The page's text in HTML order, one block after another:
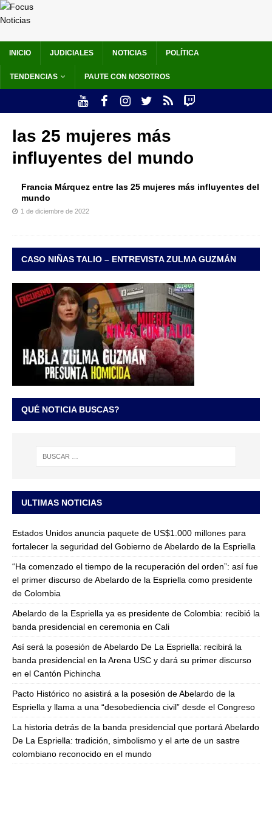
INICIO JUDICIALES NOTICIAS POLÍTICA
TENDENCIAS PAUTE CON NOSOTROS
las 25 mujeres más
influyentes del mundo
Francia Márquez entre las 25 mujeres más influyentes del
mundo
1 de diciembre de 2022
CASO NIÑAS TALIO – ENTREVISTA ZULMA GUZMÁN
QUÉ NOTICIA BUSCAS?
ULTIMAS NOTICIAS
Estados Unidos anuncia paquete de US$1.000 millones para
fortalecer la seguridad del Gobierno de Abelardo de la Espriella
“Ha comenzado el tiempo de la recuperación del orden”: así fue
el primer discurso de Abelardo de la Espriella como presidente
de Colombia
Abelardo de la Espriella ya es presidente de Colombia: recibió la
banda presidencial en ceremonia en Cali
Así será la posesión de Abelardo De La Espriella: recibirá la
banda presidencial en la Arena USC y dará su primer discurso
en el Cantón Pichincha
Pacto Histórico no asistirá a la posesión de Abelardo de la
Espriella y llama a una “desobediencia civil” desde el Congreso
La historia detrás de la banda presidencial que portará Abelardo
De La Espriella: tradición, simbolismo y el arte de un sastre
colombiano reconocido en el mundo